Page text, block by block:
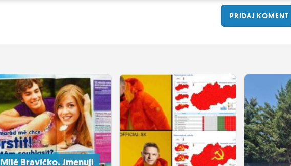
PRIDAJ KOMENT
Milé Bravíčko. Jmenuji